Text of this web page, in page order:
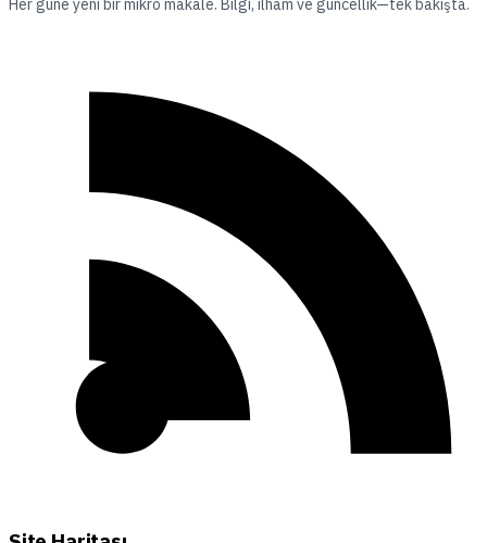
Her güne yeni bir mikro makale. Bilgi, ilham ve güncellik—tek bakışta.